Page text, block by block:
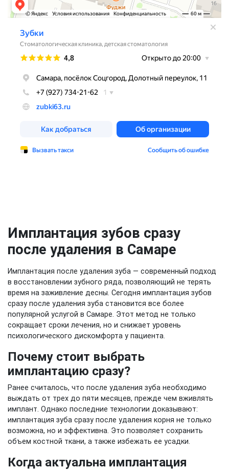
Имплантация зубов сразу
после удаления в Самаре
Имплантация после удаления зуба — современный подход
в восстановлении зубного ряда, позволяющий не терять
время на заживление десны. Сегодня имплантация зубов
сразу после удаления зуба становится все более
популярной услугой в Самаре. Этот метод не только
сокращает сроки лечения, но и снижает уровень
психологического дискомфорта у пациента.
Почему стоит выбрать
имплантацию сразу?
Ранее считалось, что после удаления зуба необходимо
выждать от трех до пяти месяцев, прежде чем вживлять
имплант. Однако последние технологии доказывают:
имплантация зуба сразу после удаления корня не только
возможна, но и эффективна. Это позволяет сохранить
объем костной ткани, а также избежать ее усадки.
Когда актуальна имплантация